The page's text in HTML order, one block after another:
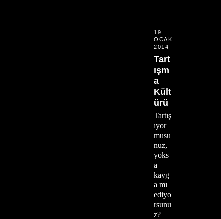
19
OCAK
2014
Tart
ışm
a
Kült
ürü
Tartış
ıyor
musu
nuz,
yoks
a
kavg
a mı
ediyo
rsunu
z?